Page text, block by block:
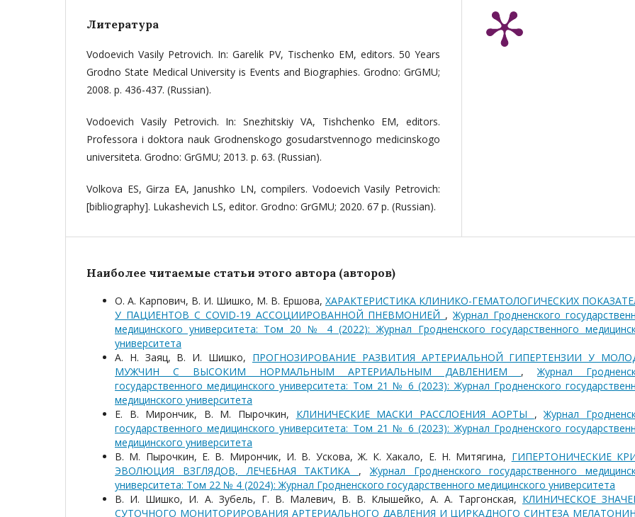
Литература
Vodoevich Vasily Petrovich. In: Garelik PV, Tischenko EM, editors. 50 Years
Grodno State Medical University is Events and Biographies. Grodno: GrGMU;
2008. p. 436-437. (Russian).
Vodoevich Vasily Petrovich. In: Snezhitskiy VA, Tishchenko EM, editors.
Professora i doktora nauk Grodnenskogo gosudarstvennogo medicinskogo
universiteta. Grodno: GrGMU; 2013. p. 63. (Russian).
Volkova ES, Girza EA, Janushko LN, compilers. Vodoevich Vasily Petrovich:
[bibliography]. Lukashevich LS, editor. Grodno: GrGMU; 2020. 67 p. (Russian).
Наиболее читаемые статьи этого автора (авторов)
О. А. Карпович, В. И. Шишко, М. В. Ершова, ХАРАКТЕРИСТИКА КЛИНИКО-ГЕМАТОЛОГИЧЕСКИХ
У ПАЦИЕНТОВ С COVID-19 АССОЦИИРОВАННОЙ ПНЕВМОНИЕЙ ,Журнал Гродненского
медицинского университета: Том 20 № 4 (2022): Журнал Гродненского государственного
университета
А. Н. Заяц, В. И. Шишко, ПРОГНОЗИРОВАНИЕ РАЗВИТИЯ АРТЕРИАЛЬНОЙ ГИПЕРТЕНЗИИ У
МУЖЧИН С ВЫСОКИМ НОРМАЛЬНЫМ АРТЕРИАЛЬНЫМ ДАВЛЕНИЕМ , Журнал
государственного медицинского университета: Том 21 № 6 (2023): Журнал Гродненского
медицинского университета
Е. В. Мирончик, В. М. Пырочкин, КЛИНИЧЕСКИЕ МАСКИ РАССЛОЕНИЯ АОРТЫ ,Журнал
государственного медицинского университета: Том 21 № 6 (2023): Журнал Гродненского
медицинского университета
В. М. Пырочкин, Е. В. Мирончик, И. В. Ускова, Ж. К. Хакало, Е. Н. Митягина, ГИПЕРТОНИЧЕСКИЕ
ЭВОЛЮЦИЯ ВЗГЛЯДОВ, ЛЕЧЕБНАЯ ТАКТИКА , Журнал Гродненского государственного
университета: Том 22 № 4 (2024): Журнал Гродненского государственного медицинского университета
В. И. Шишко, И. А. Зубель, Г. В. Малевич, В. В. Клышейко, А. А. Таргонская, КЛИНИЧЕСКОЕ
СУТОЧНОГО МОНИТОРИРОВАНИЯ АРТЕРИАЛЬНОГО ДАВЛЕНИЯ И ЦИРКАДНОГО СИНТЕЗА